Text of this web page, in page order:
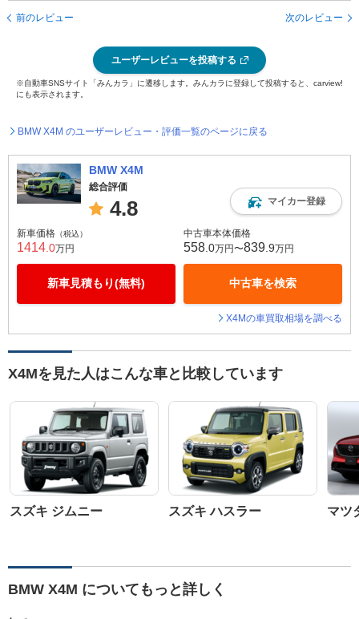
前のレビュー 次のレビュー
ユーザーレビューを投稿する
※自動車SNSサイト「みんカラ」に遷移します。みんカラに登録して投稿すると、carview!
にも表示されます。
BMW X4M のユーザーレビュー・評価一覧のページに戻る
BMW X4M
総合評価
4.8 マイカー登録
新車価格 （税込）
1414 .0万円
新車見積もり(無料)
中古車本体価格
558 .0万円〜839 .9万円
中古車を検索
X4Mの車買取相場を調べる
X4Mを見た人はこんな車と比較しています
スズキ ジムニー スズキ ハスラー マツ
BMW X4M についてもっと詳しく